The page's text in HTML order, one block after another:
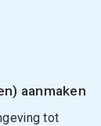
aanmaken
tot